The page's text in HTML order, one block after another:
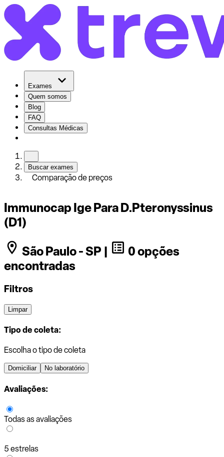
Exames
Quem somos
Blog
FAQ
Consultas Médicas
Buscar exames
Comparação de preços
Immunocap Ige Para D.Pteronyssinus
(D1)
São Paulo - SP |
0 opções
encontradas
Filtros
Limpar
Tipo de coleta:
Escolha o tipo de coleta
Domiciliar No laboratório
Avaliações:
Todas as avaliações
5 estrelas